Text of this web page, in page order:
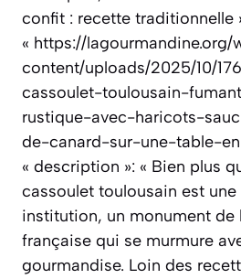
confit : recette traditionnelle
« https://lagourmandine.org/
content/uploads/2025/10/
cassoulet-toulousain-
rustique-avec-haricots-
de-canard-sur-une-table-
« description »: « Bien plus
cassoulet toulousain est
institution, un monument de
française qui se murmure
gourmandise. Loin des